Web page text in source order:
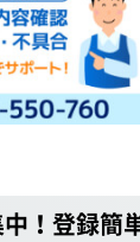
！登録簡